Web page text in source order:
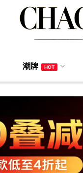
潮牌 HOT